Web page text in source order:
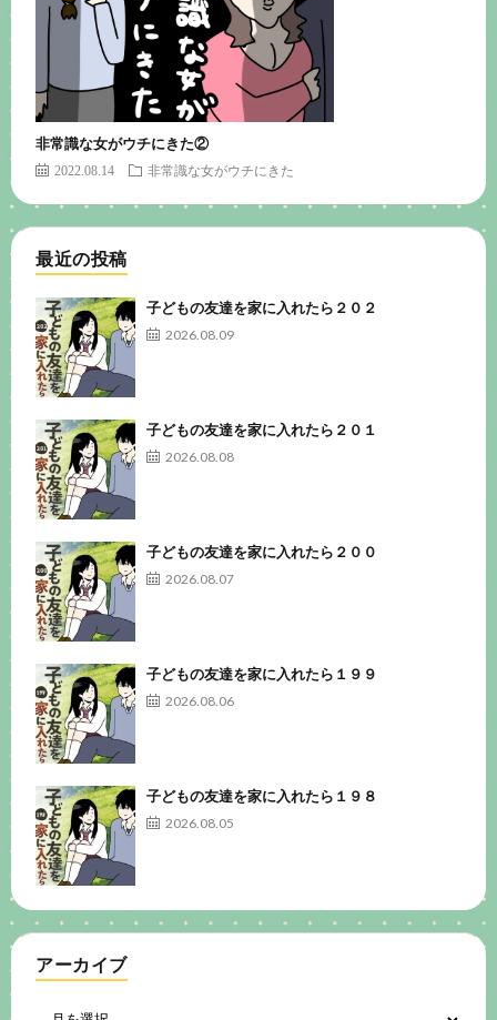
非常識な女がウチにきた②
2022.08.14 非常識な女がウチにきた
最近の投稿
子どもの友達を家に入れたら２０２
2026.08.09
子どもの友達を家に入れたら２０１
2026.08.08
子どもの友達を家に入れたら２００
2026.08.07
子どもの友達を家に入れたら１９９
2026.08.06
子どもの友達を家に入れたら１９８
2026.08.05
アーカイブ